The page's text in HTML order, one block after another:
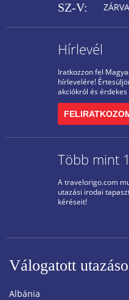
SZ-V: ZÁRVA
Hírlevél
Iratkozzon fel
hírlevelére!
akciókról és
Több mint
A travelorigo.com
utazási irodai
kéréseit!
Válogatott
Albánia